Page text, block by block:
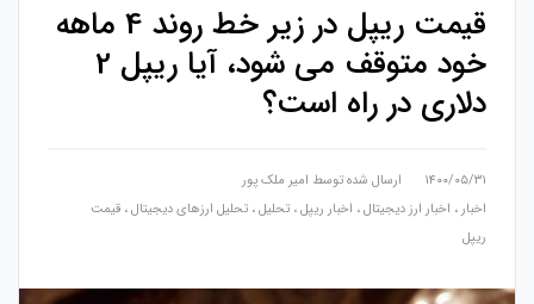
قیمت ریپل در زیر خط روند 4 ماهه
خود متوقف می شود، آیا ریپل 2
دلاری در راه است؟
۱۴۰۰/۰۵/۳۱ ارسال شده توسط امیر ملک پور
اخبار ، اخبار ارز دیجیتال، اخبار ریپل، تحلیل، تحلیل ارزهای دیجیتال، قیمت
ریپل